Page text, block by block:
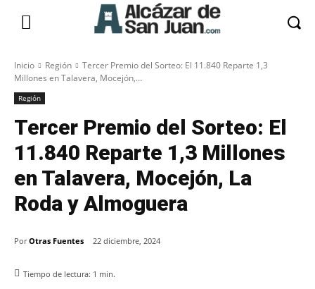
Inicio Región
Tercer Premio del Sorteo: El 11.840 Reparte 1,3
Millones en Talavera, Mocejón,...
Región
Tercer Premio del Sorteo: El
11.840 Reparte 1,3 Millones
en Talavera, Mocejón, La
Roda y Almoguera
Por Otras Fuentes 22 diciembre, 2024
Tiempo de lectura: 1 min.